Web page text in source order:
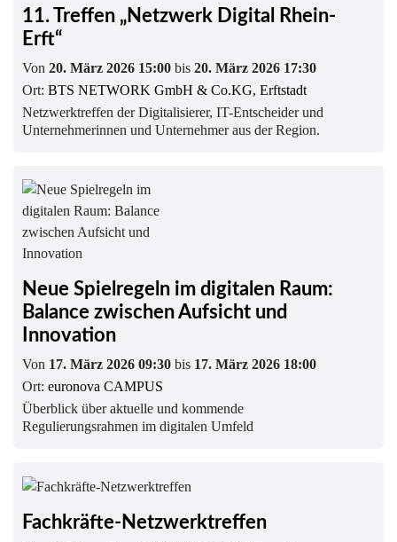
11. Treffen „Netzwerk Digital Rhein-
Erft“
Von 20. März 2026 15:00 bis 20. März 2026 17:30
Ort: BTS NETWORK GmbH & Co.KG, Erftstadt
Netzwerktreffen der Digitalisierer, IT-Entscheider und
Unternehmerinnen und Unternehmer aus der Region.
Neue Spielregeln im digitalen Raum:
Balance zwischen Aufsicht und
Innovation
Von 17. März 2026 09:30 bis 17. März 2026 18:00
Ort: euronova CAMPUS
Überblick über aktuelle und kommende
Regulierungsrahmen im digitalen Umfeld
Fachkräfte-Netzwerktreffen